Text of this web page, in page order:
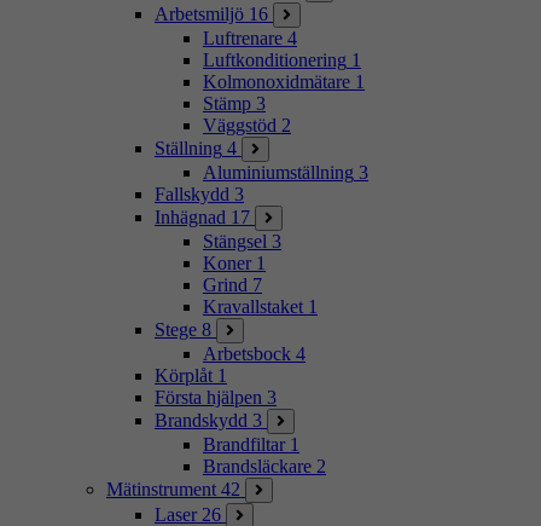
Arbetsmiljö 16
Luftrenare 4
Luftkonditionering 1
Kolmonoxidmätare 1
Stämp 3
Väggstöd 2
Ställning 4
Aluminiumställning 3
Fallskydd 3
Inhägnad 17
Stängsel 3
Koner 1
Grind 7
Kravallstaket 1
Stege 8
Arbetsbock 4
Körplåt 1
Första hjälpen 3
Brandskydd 3
Brandfiltar 1
Brandsläckare 2
Mätinstrument 42
Laser 26